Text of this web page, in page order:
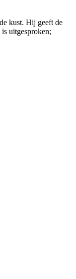
kust. Hij geeft de
uitgesproken;